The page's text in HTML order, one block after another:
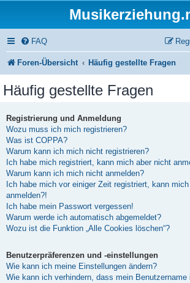
FAQ
Foren-Übersicht Häufig gestellte Fragen
Häufig gestellte Fragen
Registrierung und Anmeldung
Wozu muss ich mich registrieren?
Was ist COPPA?
Warum kann ich mich nicht registrieren?
Ich habe mich registriert, kann mich aber nicht
Warum kann ich mich nicht anmelden?
Ich habe mich vor einiger Zeit registriert, kann
anmelden?!
Ich habe mein Passwort vergessen!
Warum werde ich automatisch abgemeldet?
Wozu ist die Funktion „Alle Cookies löschen“?
Benutzerpräferenzen und -einstellungen
Wie kann ich meine Einstellungen ändern?
Wie kann ich verhindern, dass mein Benutzername